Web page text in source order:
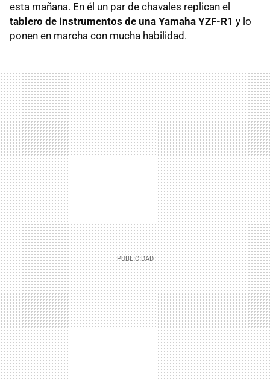
esta mañana. En él un par de chavales replican el
tablero de instrumentos de una Yamaha YZF-R1 y lo
ponen en marcha con mucha habilidad.